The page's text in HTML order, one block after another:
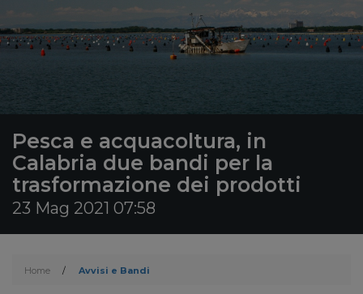
Pesca e acquacoltura, in
Calabria due bandi per la
trasformazione dei prodotti
23 Mag 2021 07:58
Home / Avvisi e Bandi